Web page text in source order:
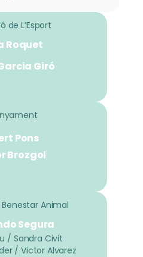
de L’Esport
Roquet
Giró
Pons
Brozgol
Animal
Segura
/ Sandra Civit
/ Victor Alvarez